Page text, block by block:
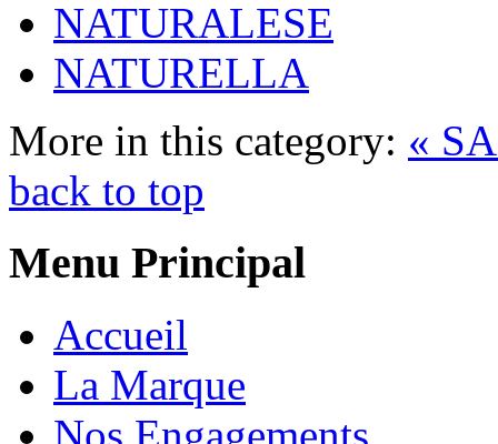
NATURALESE
NATURELLA
More in this category: «
back to top
Menu Principal
Accueil
La Marque
Nos Engagements